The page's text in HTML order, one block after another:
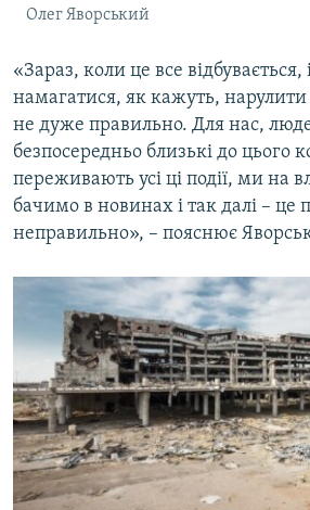
Олег Яворський
«Зараз, коли це все відбувається,
намагатися, як кажуть, нарулити
не дуже правильно. Для нас,
безпосередньо близькі до цього
переживають усі ці події, ми на
бачимо в новинах і так далі – це
неправильно», – пояснює